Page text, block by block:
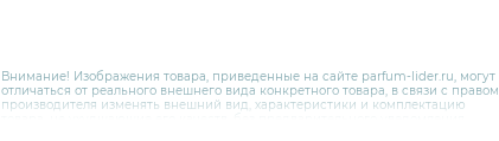
Внимание! Изображения товара, приведенные на сайте parfum-lider.ru, могут
отличаться от реального внешнего вида конкретного товара, в связи с правом
производителя изменять внешний вид, характеристики и комплектацию